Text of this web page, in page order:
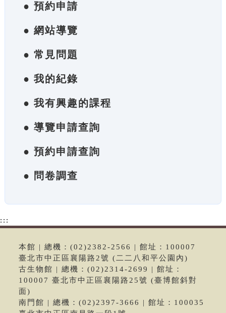
● 預約申請
● 網站導覽
● 常見問題
● 我的紀錄
● 我有興趣的課程
● 導覽申請查詢
● 預約申請查詢
● 問卷調查
:::
本館 | 總機：(02)2382-2566 | 館址：100007
臺北市中正區襄陽路2號 (二二八和平公園內)
古生物館 | 總機：(02)2314-2699 | 館址：
100007 臺北市中正區襄陽路25號 (臺博館斜對
面)
南門館 | 總機：(02)2397-3666 | 館址：100035